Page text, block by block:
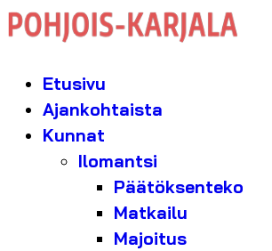
Etusivu
Ajankohtaista
Kunnat
Ilomantsi
Päätöksenteko
Matkailu
Majoitus